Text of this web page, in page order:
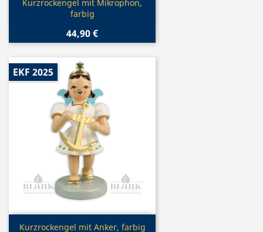
Vorschau
Kurzrockengel mit Mikrophon,
farbig
44,90 €
Vorschau
Kurzrockengel mit Anker, farbig
EKF 2025